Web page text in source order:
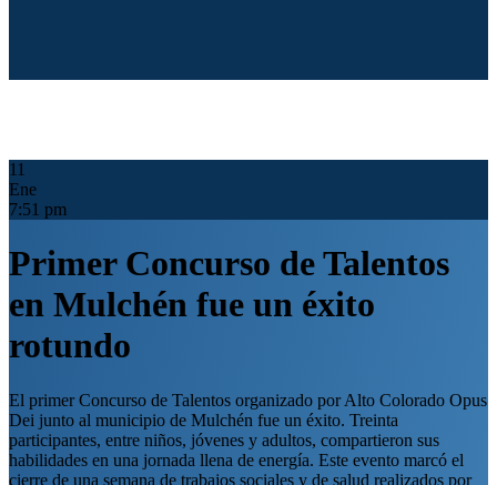
11
Ene
7:51 pm
Primer Concurso de Talentos
en Mulchén fue un éxito
rotundo
El primer Concurso de Talentos organizado por Alto Colorado Opus
Dei junto al municipio de Mulchén fue un éxito. Treinta
participantes, entre niños, jóvenes y adultos, compartieron sus
habilidades en una jornada llena de energía. Este evento marcó el
cierre de una semana de trabajos sociales y de salud realizados por